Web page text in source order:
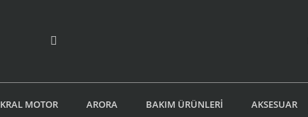
KRAL MOTOR ARORA BAKIM ÜRÜNLERİ AKSESUAR